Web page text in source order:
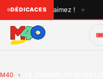
DÉDICACES
que vous aimez ! •
🎟️
M40 ›